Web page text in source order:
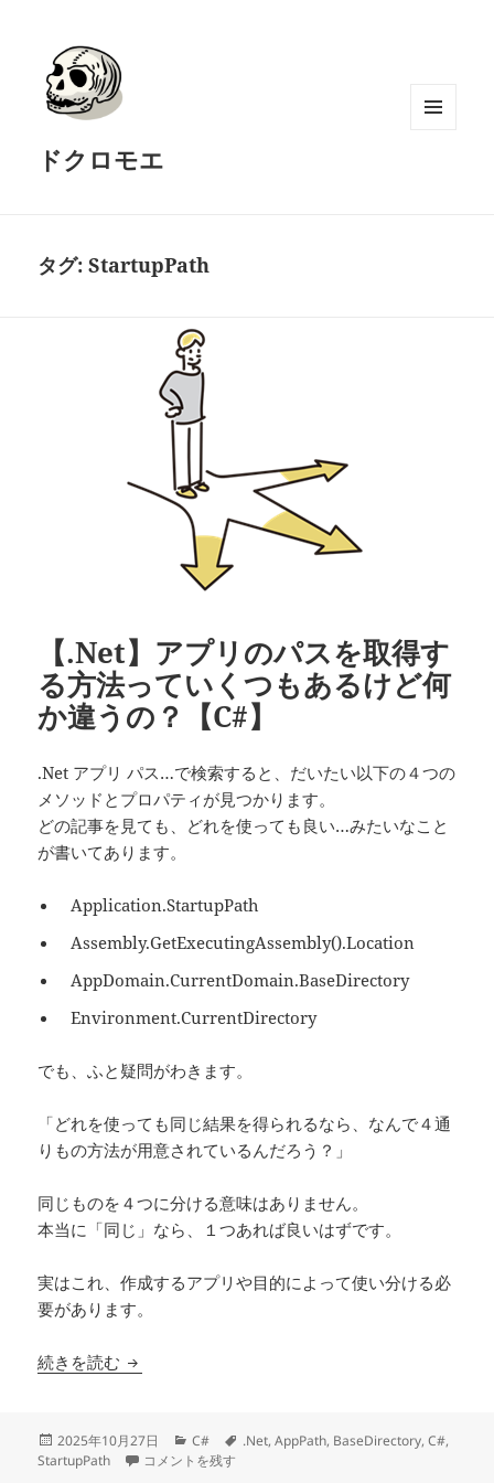
ドクロモエ
タグ:StartupPath
【.Net】アプリのパスを取得す
る方法っていくつもあるけど何
か違うの？【C#】
.Net アプリ パス…で検索すると、だいたい以下の４つの
メソッドとプロパティが見つかります。
どの記事を見ても、どれを使っても良い…みたいなこと
が書いてあります。
Application.StartupPath
Assembly.GetExecutingAssembly().Location
AppDomain.CurrentDomain.BaseDirectory
Environment.CurrentDirectory
でも、ふと疑問がわきます。
「どれを使っても同じ結果を得られるなら、なんで４通
りもの方法が用意されているんだろう？」
同じものを４つに分ける意味はありません。
本当に「同じ」なら、１つあれば良いはずです。
実はこれ、作成するアプリや目的によって使い分ける必
要があります。
続きを読む 【.Net】アプリのパスを取得する方法っていく
投
稿
2025年10月27日
カ
テ
C#
タ
.Net,AppPath, BaseDirectory,C#,
StartupPath
【.Net】アプリのパスを取得する方法っていくつもあるけ
コメントを残す